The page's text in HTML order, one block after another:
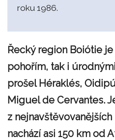
roku 1986.
Řecký region Boiótie
pohořím, tak i
prošel Héraklés,
Miguel de Cervantes.
z
nachází asi 150 km od